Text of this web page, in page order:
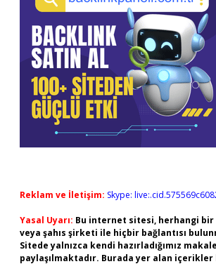
Reklam ve İletişim: Skype:
Yasal Uyarı: Bu internet sitesi, herhangi bir
veya şahıs şirketi ile hiçbir bağlantısı
Sitede yalnızca kendi hazırladığımız
paylaşılmaktadır. Burada yer alan